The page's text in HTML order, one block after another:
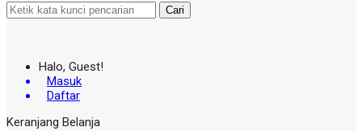
Cari
Halo, Guest!
Masuk
Daftar
Keranjang Belanja